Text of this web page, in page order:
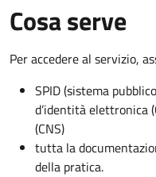
Cosa serve
Per accedere al servizio,
SPID (sistema
d’identità elettronica
(CNS)
tutta la
della pratica.